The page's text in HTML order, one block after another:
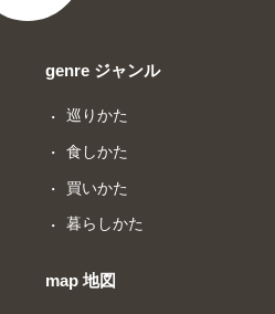
genre ジャンル
巡りかた
食しかた
買いかた
暮らしかた
map 地図